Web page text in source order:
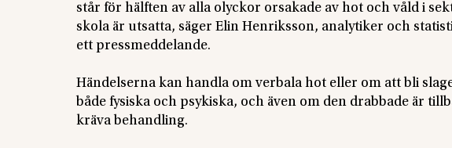
står för hälften av alla olyckor orsakade av hot och våld i
skola är utsatta, säger Elin Henriksson, analytiker och
ett pressmeddelande.
Händelserna kan handla om verbala hot eller om att bli
både fysiska och psykiska, och även om den drabbade är
kräva behandling.